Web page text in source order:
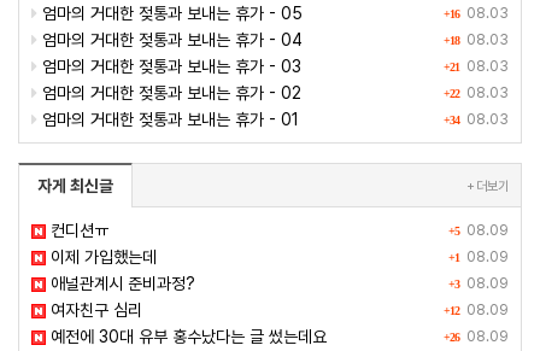
+16 08.03
엄마의 거대한 젖통과 보내는 휴가 - 05
+18 08.03
엄마의 거대한 젖통과 보내는 휴가 - 04
+21 08.03
엄마의 거대한 젖통과 보내는 휴가 - 03
+22 08.03
엄마의 거대한 젖통과 보내는 휴가 - 02
+34 08.03
엄마의 거대한 젖통과 보내는 휴가 - 01
자게 최신글 + 더보기
+5 08.09
컨디션ㅠ
+1 08.09
이제 가입했는데
+3 08.09
애널관계시 준비과정?
+12 08.09
여자친구 심리
+26 08.09
예전에 30대 유부 홍수났다는 글 썼는데요